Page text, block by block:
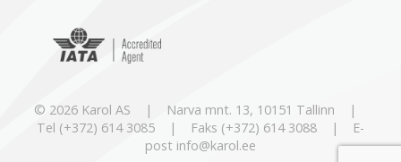
© 2026 Karol AS | Narva mnt. 13, 10151 Tallinn |
Tel (+372) 614 3085 | Faks (+372) 614 3088 | E-
post info@karol.ee